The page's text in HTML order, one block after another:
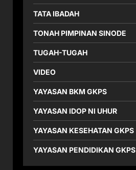
TATA IBADAH
TONAH PIMPINAN SINODE
TUGAH-TUGAH
VIDEO
YAYASAN BKM GKPS
YAYASAN IDOP NI UHUR
YAYASAN KESEHATAN GKPS
YAYASAN PENDIDIKAN GKPS